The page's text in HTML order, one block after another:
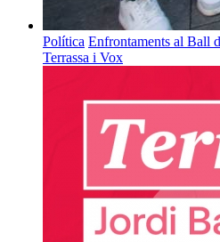
Política Enfrontaments al Ball
Terrassa i Vox